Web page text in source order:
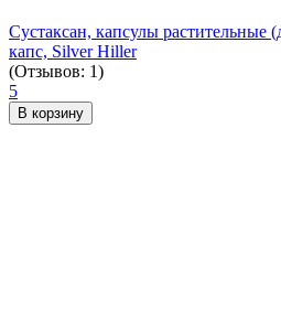
Сустаксан, капсулы растительные
капс, Silver Hiller
(Отзывов: 1)
5
В корзину